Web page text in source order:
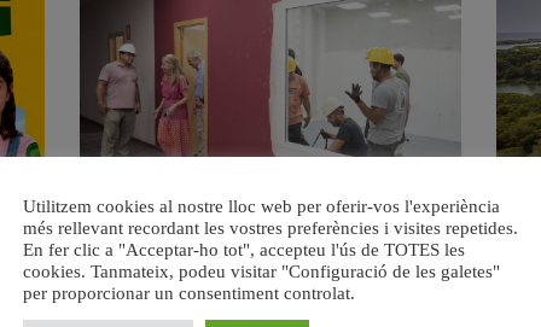
València ultima el nou centre per a persones majors del
barri de Sant Antoni
6 agost, 2026
Utilitzem cookies al nostre lloc web per oferir-vos l'experiència
més rellevant recordant les vostres preferències i visites repetides.
En fer clic a "Acceptar-ho tot", accepteu l'ús de TOTES les
cookies. Tanmateix, podeu visitar "Configuració de les galetes"
per proporcionar un consentiment controlat.